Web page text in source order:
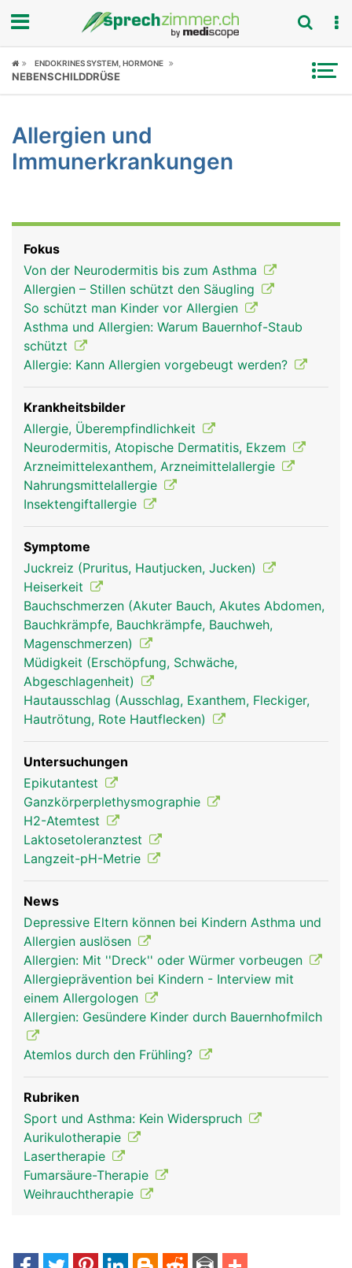
Fokus
Symptome
Ratgeber
Rubriken
ENDOKRINES SYSTEM, HORMONE
NEBENSCHILDDRÜSE
Allergien und
Immunerkrankungen
Fokus
Von der Neurodermitis bis zum Asthma
Allergien – Stillen schützt den Säugling
So schützt man Kinder vor Allergien
Asthma und Allergien: Warum Bauernhof-Staub
schützt
Allergie: Kann Allergien vorgebeugt werden?
Krankheitsbilder
Allergie, Überempfindlichkeit
Neurodermitis, Atopische Dermatitis, Ekzem
Arzneimittelexanthem, Arzneimittelallergie
Nahrungsmittelallergie
Insektengiftallergie
Symptome
Juckreiz (Pruritus, Hautjucken, Jucken)
Heiserkeit
Bauchschmerzen (Akuter Bauch, Akutes Abdomen,
Bauchkrämpfe, Bauchkrämpfe, Bauchweh,
Magenschmerzen)
Müdigkeit (Erschöpfung, Schwäche,
Abgeschlagenheit)
Hautausschlag (Ausschlag, Exanthem, Fleckiger,
Hautrötung, Rote Hautflecken)
Untersuchungen
Epikutantest
Ganzkörperplethysmographie
H2-Atemtest
Laktosetoleranztest
Langzeit-pH-Metrie
News
Depressive Eltern können bei Kindern Asthma und
Allergien auslösen
Allergien: Mit ''Dreck'' oder Würmer vorbeugen
Allergieprävention bei Kindern - Interview mit
einem Allergologen
Allergien: Gesündere Kinder durch Bauernhofmilch
Atemlos durch den Frühling?
Rubriken
Sport und Asthma: Kein Widerspruch
Aurikulotherapie
Lasertherapie
Fumarsäure-Therapie
Weihrauchtherapie